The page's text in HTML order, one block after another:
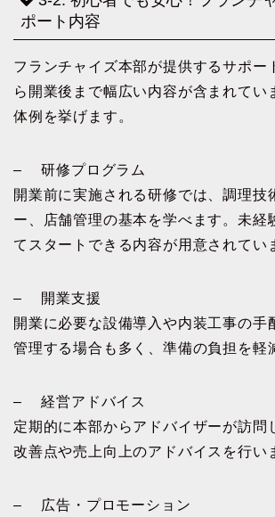
ポート内容
フランチャイズ本部が提供するサポー
ら開業後まで幅広い内容が含まれてい
体例を挙げます。
– 研修プログラム
開業前に実施される研修では、調理技
ー、店舗管理の基本を学べます。未経
てスタートできる内容が用意されてい
– 開業支援
開業に必要な設備導入や内装工事の手
管理する場合も多く、準備の負担を軽
– 経営アドバイス
定期的に本部からアドバイザーが訪問
改善点や売上向上のアドバイスを行い
– 広告・プロモーション